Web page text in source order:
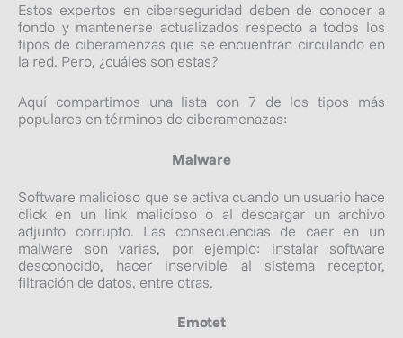
Estos expertos en ciberseguridad deben de conocer a
fondo y mantenerse actualizados respecto a todos los
tipos de ciberamenzas que se encuentran circulando en
la red. Pero, ¿cuáles son estas?
Aquí compartimos una lista con 7 de los tipos más
populares en términos de ciberamenazas:
Malware
Software malicioso que se activa cuando un usuario hace
click en un link malicioso o al descargar un archivo
adjunto corrupto. Las consecuencias de caer en un
malware son varias, por ejemplo: instalar software
desconocido, hacer inservible al sistema receptor,
filtración de datos, entre otras.
Emotet